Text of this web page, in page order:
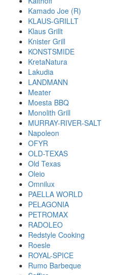
Kamado Joe (R)
KLAUS-GRILLT
Klaus Grillt
Knister Grill
KONSTSMIDE
KretaNatura
Lakudia
LANDMANN
Meater
Moesta BBQ
Monolith Grill
MURRAY-RIVER-SALT
Napoleon
OFYR
OLD-TEXAS
Old Texas
Oleio
Omnilux
PAELLA WORLD
PELAGONIA
PETROMAX
RADOLEO
Redstyle Cooking
Roesle
ROYAL-SPICE
Rumo Barbeque